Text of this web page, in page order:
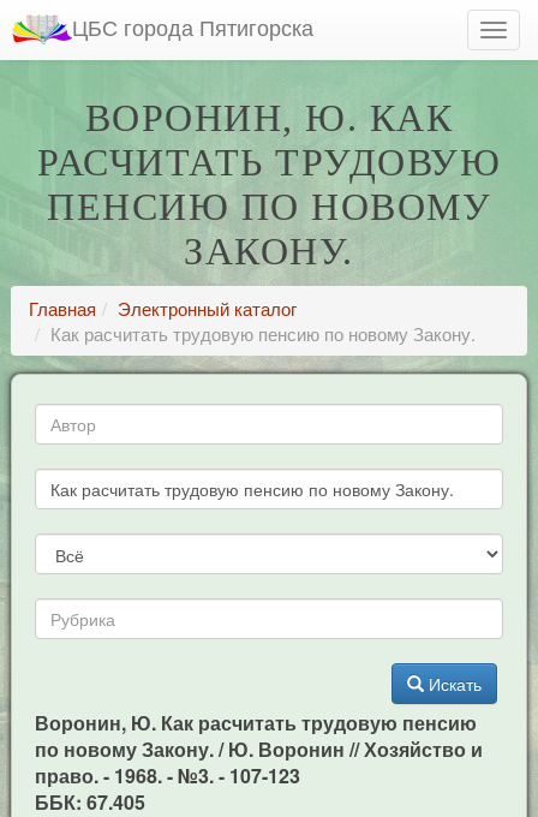
ЦБС города Пятигорска
ВОРОНИН, Ю. КАК
РАСЧИТАТЬ ТРУДОВУЮ
ПЕНСИЮ ПО НОВОМУ
ЗАКОНУ.
Главная
Электронный каталог
Как расчитать трудовую пенсию по новому Закону.
Искать
Воронин, Ю. Как расчитать трудовую пенсию
по новому Закону. / Ю. Воронин // Хозяйство и
право. - 1968. - №3. - 107-123
ББК: 67.405